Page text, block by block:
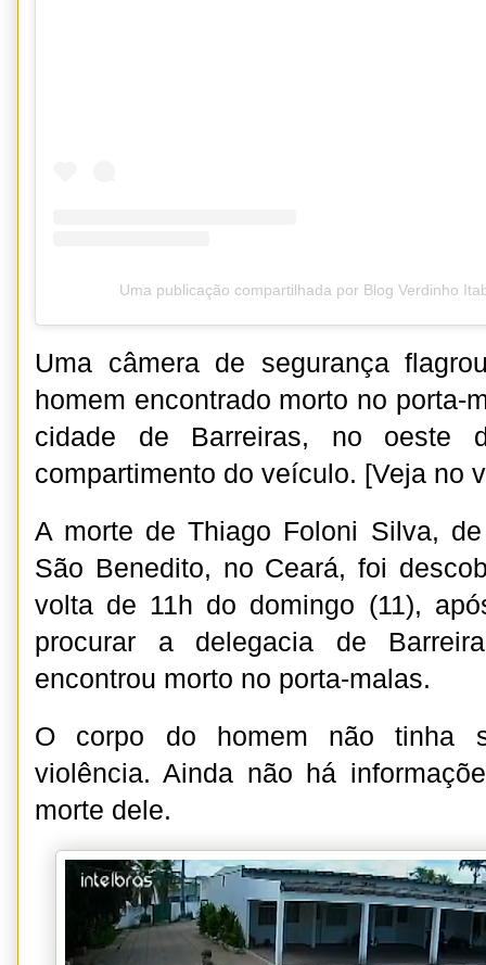
Uma publicação compartilhada por Blog Verdinho
Uma câmera de segurança
homem encontrado morto no porta-
cidade de Barreiras, no oeste
compartimento do veículo. [Veja no
A morte de Thiago Foloni Silva,
São Benedito, no Ceará, foi
volta de 11h do domingo (11),
procurar a delegacia de
encontrou morto no porta-malas.
O corpo do homem não tinha
violência. Ainda não há
morte dele.